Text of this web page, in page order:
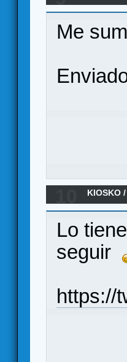
de
Me
KIOSKO /
Lo
seguir
https://